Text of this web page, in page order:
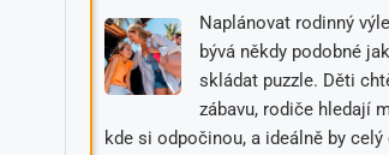
Naplánovat rodinný
bývá někdy podobné
skládat puzzle. Děti
zábavu, rodiče hledají
kde si odpočinou, a ideálně by celý